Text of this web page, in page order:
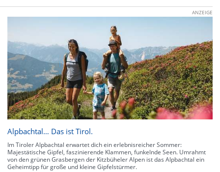
ANZEIGE
Alpbachtal… Das ist Tirol.
Im Tiroler Alpbachtal erwartet dich ein erlebnisreicher Sommer:
Majestätische Gipfel, faszinierende Klammen, funkelnde Seen. Umrahmt
von den grünen Grasbergen der Kitzbüheler Alpen ist das Alpbachtal ein
Geheimtipp für große und kleine Gipfelstürmer.